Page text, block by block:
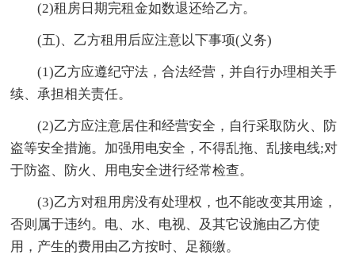
(2)租房日期完租金如数退还给乙方。
(五)、乙方租用后应注意以下事项(义务)
(1)乙方应遵纪守法，合法经营，并自行办理相关手
续、承担相关责任。
(2)乙方应注意居住和经营安全，自行采取防火、防
盗等安全措施。加强用电安全，不得乱拖、乱接电线;对
于防盗、防火、用电安全进行经常检查。
(3)乙方对租用房没有处理权，也不能改变其用途，
否则属于违约。电、水、电视、及其它设施由乙方使
用，产生的费用由乙方按时、足额缴。